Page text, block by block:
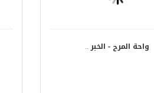
واحة المرح - الخبر..